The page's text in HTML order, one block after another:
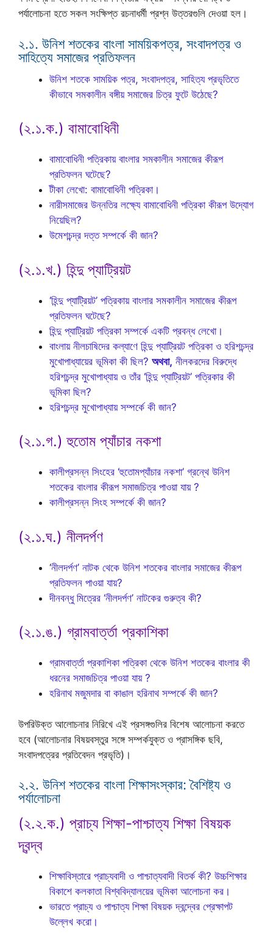
পর্যালোচনা হতে সকল সংক্ষিপ্ত রচনাধর্মী প্রশ্ন উত্তরগুলি দেওয়া হল।
২.১. উনিশ শতকের বাংলা সাময়িকপত্র, সংবাদপত্র ও
সাহিত্যে সমাজের প্রতিফলন
উনিশ শতকে সাময়িক পত্র, সংবাদপত্র, সাহিত্য প্রভৃতিতে
কীভাবে সমকালীন বঙ্গীয় সমাজের চিত্র ফুটে উঠেছে?
(২.১.ক.) বামাবোধিনী
বামাবোধিনী পত্রিকায় বাংলার সমকালীন সমাজের কীরূপ
প্রতিফলন ঘটেছে?
টীকা লেখো: বামাবোধিনী পত্রিকা।
নারীসমাজের উন্নতির লক্ষ্যে বামাবোধিনী পত্রিকা কীরূপ উদ্যোগ
নিয়েছিল?
উমেশচন্দ্র দত্ত সম্পর্কে কী জান?
(২.১.খ.) হিন্দু প্যাট্রিয়ট
‘হিন্দু প্যাট্রিয়ট’ পত্রিকায় বাংলার সমকালীন সমাজের কীরূপ
প্রতিফলন ঘটেছে?
হিন্দু প্যাট্রিয়ট পত্রিকা সম্পর্কে একটি প্রবন্ধ লেখো।
বাংলায় নীলচাষিদের কল্যাণে হিন্দু প্যাট্রিয়ট পত্রিকা ও হরিশচন্দ্র
মুখোপাধ্যায়ের ভূমিকা কী ছিল? অথবা, নীলকরদের বিরুদ্ধে
হরিশচন্দ্র মুখোপাধ্যায় ও তাঁর ‘হিন্দু প্যাট্রিয়ট’ পত্রিকার কী
ভূমিকা ছিল?
হরিশচন্দ্র মুখোপাধ্যায় সম্পর্কে কী জান?
(২.১.গ.) হুতোম প্যাঁচার নকশা
কালীপ্রসন্ন সিংহের ‘হুতোমপ্যাঁচার নকশা’ গ্রন্থে উনিশ
শতকের বাংলার কীরূপ সমাজচিত্র পাওয়া যায় ?
কালীপ্রসন্ন সিংহ সম্পর্কে কী জান?
(২.১.ঘ.) নীলদর্পণ
‘নীলদর্পণ’ নাটক থেকে উনিশ শতকের বাংলার সমাজের কীরূপ
প্রতিফলন পাওয়া যায়?
দীনবন্ধু মিত্রের ‘নীলদর্পণ’ নাটকের গুরুত্ব কী?
(২.১.ঙ.) গ্রামবার্ত্তা প্রকাশিকা
গ্রামবাৰ্ত্তা প্রকাশিকা পত্রিকা থেকে উনিশ শতকের বাংলার কী
ধরনের সমাজচিত্র পাওয়া যায় ?
হরিনাথ মজুমদার বা কাঙাল হরিনাথ সম্পর্কে কী জান?
উপরিউক্ত আলোচনার নিরিখে এই প্রসঙ্গগুলির বিশেষ আলোচনা করতে
হবে (আলোচনার বিষয়বস্তুর সঙ্গে সম্পর্কযুক্ত ও প্রাসঙ্গিক ছবি,
সংবাদপত্রের প্রতিবেদন প্রভৃতি)।
২.২. উনিশ শতকের বাংলা শিক্ষাসংস্কার: বৈশিষ্ট্য ও
পর্যালোচনা
(২.২.ক.) প্রাচ্য শিক্ষা-পাশ্চাত্য শিক্ষা বিষয়ক
দ্বন্দ্ব
শিক্ষাবিস্তারে প্রাচ্যবাদী ও পাশ্চাত্যবাদী বিতর্ক কী? উচ্চশিক্ষার
বিকাশে কলকাতা বিশ্ববিদ্যালয়ের ভূমিকা আলোচনা কর।
ভারতে প্রাচ্য ও পাশ্চাত্য শিক্ষা বিষয়ক দ্বন্দ্বের প্রেক্ষাপট
উল্লেখ করো।